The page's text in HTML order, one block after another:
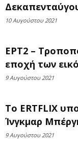
10 Αυγούστου 2021
ΕΡΤ2 –
εποχή των
9 Αυγούστου 2021
To ERTFLIX
Ίνγκμαρ
9 Αυγούστου 2021